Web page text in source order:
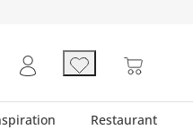
Restaurant